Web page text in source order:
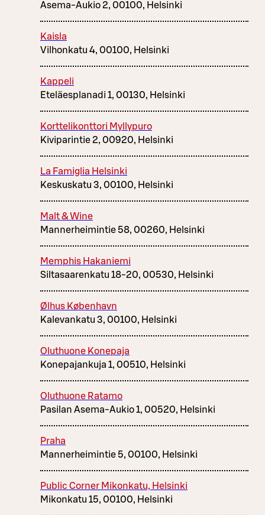
Asema-Aukio 2, 00100, Helsinki
Kaisla
Vilhonkatu 4, 00100, Helsinki
Kappeli
Eteläesplanadi 1, 00130, Helsinki
Korttelikonttori Myllypuro
Kiviparintie 2, 00920, Helsinki
La Famiglia Helsinki
Keskuskatu 3, 00100, Helsinki
Malt & Wine
Mannerheimintie 58, 00260, Helsinki
Memphis Hakaniemi
Siltasaarenkatu 18-20, 00530, Helsinki
Ølhus København
Kalevankatu 3, 00100, Helsinki
Oluthuone Konepaja
Konepajankuja 1, 00510, Helsinki
Oluthuone Ratamo
Pasilan Asema-Aukio 1, 00520, Helsinki
Praha
Mannerheimintie 5, 00100, Helsinki
Public Corner Mikonkatu, Helsinki
Mikonkatu 15, 00100, Helsinki